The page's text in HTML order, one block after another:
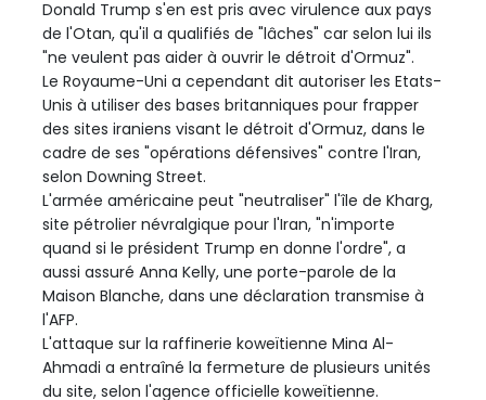
Donald Trump s'en est pris avec virulence aux pays
de l'Otan, qu'il a qualifiés de "lâches" car selon lui ils
"ne veulent pas aider à ouvrir le détroit d'Ormuz".
Le Royaume-Uni a cependant dit autoriser les Etats-
Unis à utiliser des bases britanniques pour frapper
des sites iraniens visant le détroit d'Ormuz, dans le
cadre de ses "opérations défensives" contre l'Iran,
selon Downing Street.
L'armée américaine peut "neutraliser" l'île de Kharg,
site pétrolier névralgique pour l'Iran, "n'importe
quand si le président Trump en donne l'ordre", a
aussi assuré Anna Kelly, une porte-parole de la
Maison Blanche, dans une déclaration transmise à
l'AFP.
L'attaque sur la raffinerie koweïtienne Mina Al-
Ahmadi a entraîné la fermeture de plusieurs unités
du site, selon l'agence officielle koweïtienne.